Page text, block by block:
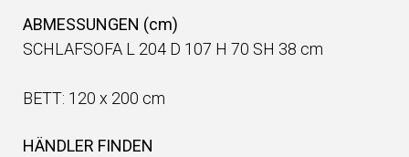
ABMESSUNGEN (cm)
SCHLAFSOFA L 204 D 107 H 70 SH 38 cm
BETT: 120 x 200 cm
HÄNDLER FINDEN